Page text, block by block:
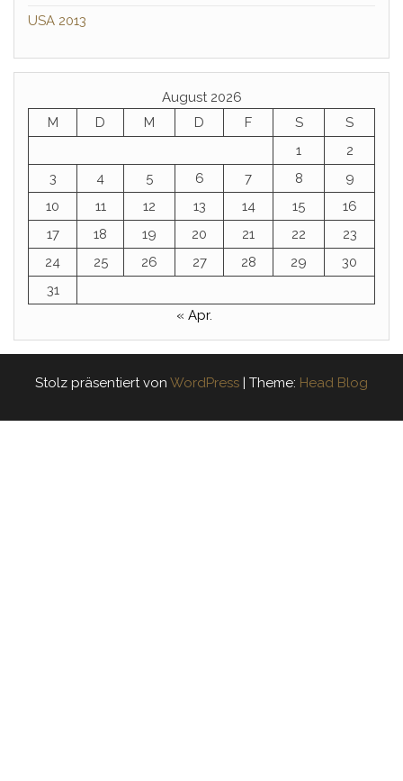
USA 2013
August 2026
M
D M D F S
S
1
2
3
4 5 6 7 8
9
10
11 12 13 14 15
16
17
18 19 20 21 22
23
24
25 26 27 28 29
30
31
« Apr.
Stolz präsentiert von WordPress | Theme: Head Blog